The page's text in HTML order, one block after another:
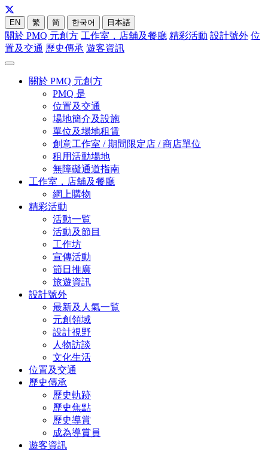
EN 繁 简 한국어 日本語
關於 PMQ 元創方 工作室，店舖及餐廳 精彩活動 設計號外 位
置及交通 歷史傳承 遊客資訊
關於 PMQ 元創方
PMQ 是
位置及交通
場地簡介及設施
單位及場地租賃
創意工作室 / 期間限定店 / 商店單位
租用活動場地
無障礙通道指南
工作室，店舖及餐廳
網上購物
精彩活動
活動一覧
活動及節目
工作坊
宣傳活動
節日推廣
旅遊資訊
設計號外
最新及人氣一覧
元創領域
設計視野
人物訪談
文化生活
位置及交通
歷史傳承
歷史軌跡
歷史焦點
歷史導賞
成為導賞員
遊客資訊